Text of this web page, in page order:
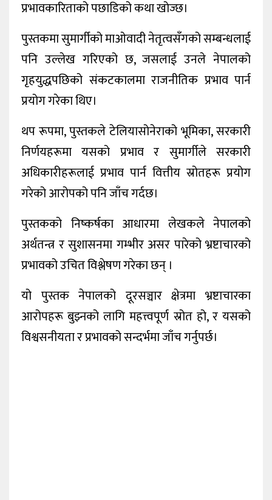
प्रभावकारिताको पछाडिको कथा खोज्छ।
पुस्तकमा सुमार्गीको माओवादी नेतृत्वसँगको सम्बन्धलाई
पनि उल्लेख गरिएको छ, जसलाई उनले नेपालको
गृहयुद्धपछिको संकटकालमा राजनीतिक प्रभाव पार्न
प्रयोग गरेका थिए।
थप रूपमा, पुस्तकले टेलियासोनेराको भूमिका, सरकारी
निर्णयहरूमा यसको प्रभाव र सुमार्गीले सरकारी
अधिकारीहरूलाई प्रभाव पार्न वित्तीय स्रोतहरू प्रयोग
गरेको आरोपको पनि जाँच गर्दछ।
पुस्तकको निष्कर्षका आधारमा लेखकले नेपालको
अर्थतन्त्र र सुशासनमा गम्भीर असर पारेको भ्रष्टाचारको
प्रभावको उचित विश्लेषण गरेका छन् ।
यो पुस्तक नेपालको दूरसञ्चार क्षेत्रमा भ्रष्टाचारका
आरोपहरू बुझ्नको लागि महत्त्वपूर्ण स्रोत हो, र यसको
विश्वसनीयता र प्रभावको सन्दर्भमा जाँच गर्नुपर्छ।